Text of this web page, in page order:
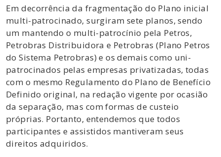
Em decorrência da fragmentação do Plano inicial
multi-patrocinado, surgiram sete planos, sendo
um mantendo o multi-patrocínio pela Petros,
Petrobras Distribuidora e Petrobras (Plano Petros
do Sistema Petrobras) e os demais como uni-
patrocinados pelas empresas privatizadas, todas
com o mesmo Regulamento do Plano de Benefício
Definido original, na redação vigente por ocasião
da separação, mas com formas de custeio
próprias. Portanto, entendemos que todos
participantes e assistidos mantiveram seus
direitos adquiridos.